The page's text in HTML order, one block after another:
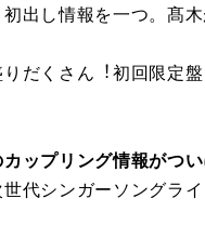
出し情報を⼀つ。髙
だくさん︕初回限定
ップリング情報がつ
世代シンガーソングラ